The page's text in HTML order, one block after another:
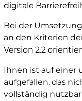
digitale
Bei der
an den Kriterien
Version 2.2
Ihnen ist auf einer
aufgefallen, das
vollständig